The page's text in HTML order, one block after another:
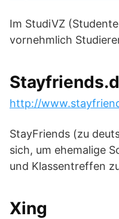
Im StudiVZ
vornehmlich
http://
StayFriends (zu
sich, um ehemalige
und Klassentreffen
Xing